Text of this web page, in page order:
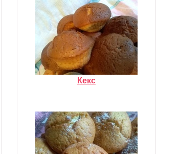
Кекс